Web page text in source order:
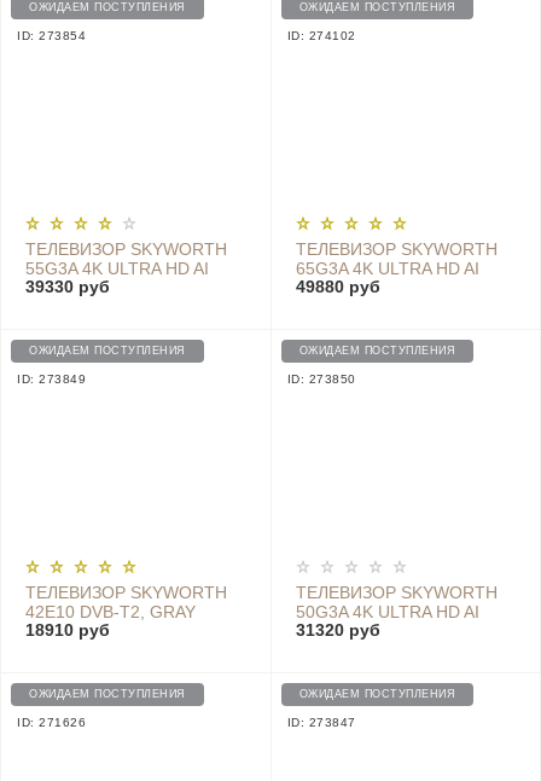
ОЖИДАЕМ ПОСТУПЛЕНИЯ
ID: 273854
ТЕЛЕВИЗОР SKYWORTH
55G3A 4K ULTRA HD AI
SMART TV ANDROID 10.0
39330 руб
ОЖИДАЕМ ПОСТУПЛЕНИЯ
ID: 274102
ТЕЛЕВИЗОР SKYWORTH
65G3A 4K ULTRA HD AI
SMART TV ANDROID 10.0
49880 руб
ОЖИДАЕМ ПОСТУПЛЕНИЯ
ID: 273849
ТЕЛЕВИЗОР SKYWORTH
42E10 DVB-T2, GRAY
18910 руб
ОЖИДАЕМ ПОСТУПЛЕНИЯ
ID: 273850
ТЕЛЕВИЗОР SKYWORTH
50G3A 4K ULTRA HD AI
SMART TV ANDROID 10.0
31320 руб
ОЖИДАЕМ ПОСТУПЛЕНИЯ
ID: 271626
ОЖИДАЕМ ПОСТУПЛЕНИЯ
ID: 273847